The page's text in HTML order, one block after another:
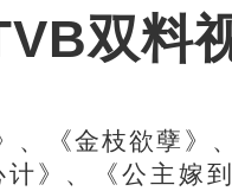
双料
《金枝欲孽》
》、《公主嫁